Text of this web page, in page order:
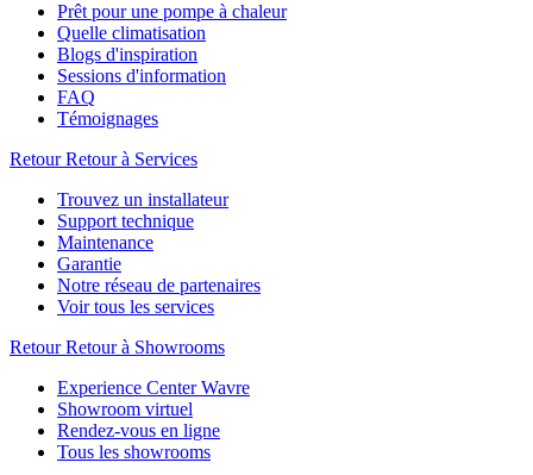
Prêt pour une pompe à chaleur
Quelle climatisation
Blogs d'inspiration
Sessions d'information
FAQ
Témoignages
Retour Retour à Services
Trouvez un installateur
Support technique
Maintenance
Garantie
Notre réseau de partenaires
Voir tous les services
Retour Retour à Showrooms
Experience Center Wavre
Showroom virtuel
Rendez-vous en ligne
Tous les showrooms